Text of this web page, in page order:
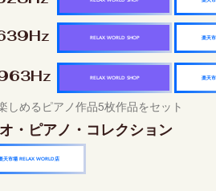
639Hz 楽天
RELAX WORLD SHOP
963Hz 楽天
RELAX WORLD SHOP
しめるピアノ作品5枚作品をセット
・ピアノ・コレクション
天市場 RELAX WORLD店